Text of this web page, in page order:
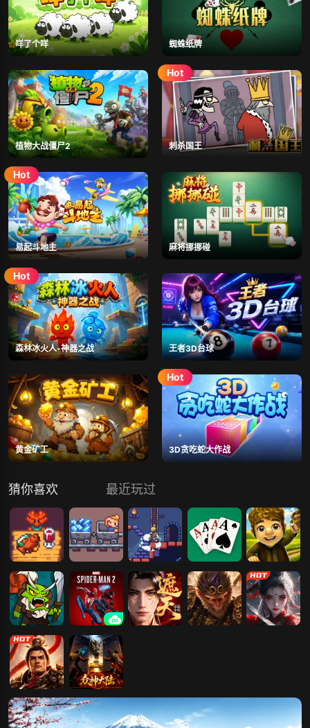
咩了个咩 蜘蛛纸牌
植物大战僵尸2 刺杀国王
易起斗地主 麻将挪挪碰
森林冰火人-神器之战 王者3D台球
黄金矿工 3D贪吃蛇大作战
猜你喜欢 最近玩过
史密斯酒馆 史密斯铁匠铺 阻止小偷 酒馆扑克 酒馆老板
天魔劫（文字
版）
漫威蜘蛛侠2
霸者归来 众神大陆